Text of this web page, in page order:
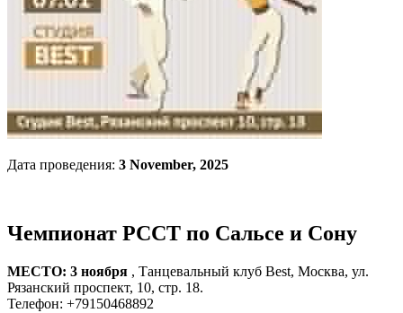
Дата проведения: 3 November, 2025
Чемпионат РССТ по Сальсе и Сону
МЕСТО: 3 ноября , Танцевальный клуб Best, Москва, ул.
Рязанский проспект, 10, стр. 18.
Телефон: +79150468892